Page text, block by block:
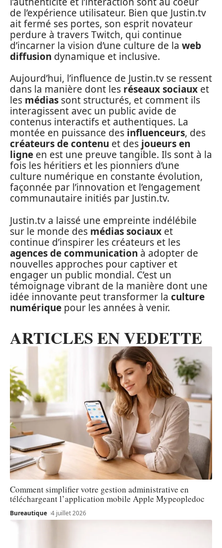
de l’expérience utilisateur. Bien que Justin.tv
ait fermé ses portes, son esprit novateur
perdure à travers Twitch, qui continue
d’incarner la vision d’une culture de la web
diffusion dynamique et inclusive.
Aujourd’hui, l’influence de Justin.tv se ressent
dans la manière dont les réseaux sociaux et
les médias sont structurés, et comment ils
interagissent avec un public avide de
contenus interactifs et authentiques. La
montée en puissance des influenceurs, des
créateurs de contenu et des joueurs en
ligne en est une preuve tangible. Ils sont à la
fois les héritiers et les pionniers d’une
culture numérique en constante évolution,
façonnée par l’innovation et l’engagement
communautaire initiés par Justin.tv.
Justin.tv a laissé une empreinte indélébile
sur le monde des médias sociaux et
continue d’inspirer les créateurs et les
agences de communication à adopter de
nouvelles approches pour captiver et
engager un public mondial. C’est un
témoignage vibrant de la manière dont une
idée innovante peut transformer la culture
numérique pour les années à venir.
ARTICLES EN VEDETTE
Comment simplifier votre gestion administrative en
téléchargeant l’application mobile Apple Mypeopledoc
Bureautique 4 juillet 2026